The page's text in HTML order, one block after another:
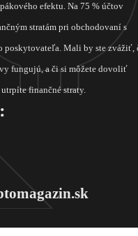
efektu. Na 75 % účtov
stratám pri obchodovaní s
Mali by ste zvážiť,
fungujú, a či si môžete dovoliť
finančné straty.